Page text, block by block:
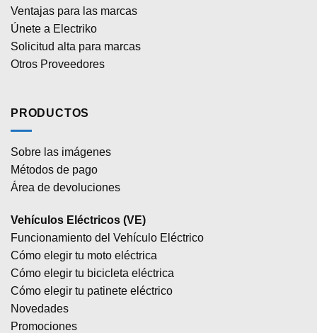
Ventajas para las marcas
Únete a Electriko
Solicitud alta para marcas
Otros Proveedores
PRODUCTOS
Sobre las imágenes
Métodos de pago
Área de devoluciones
Vehículos Eléctricos (VE)
Funcionamiento del Vehículo Eléctrico
Cómo elegir tu moto eléctrica
Cómo elegir tu bicicleta eléctrica
Cómo elegir tu patinete eléctrico
Novedades
Promociones